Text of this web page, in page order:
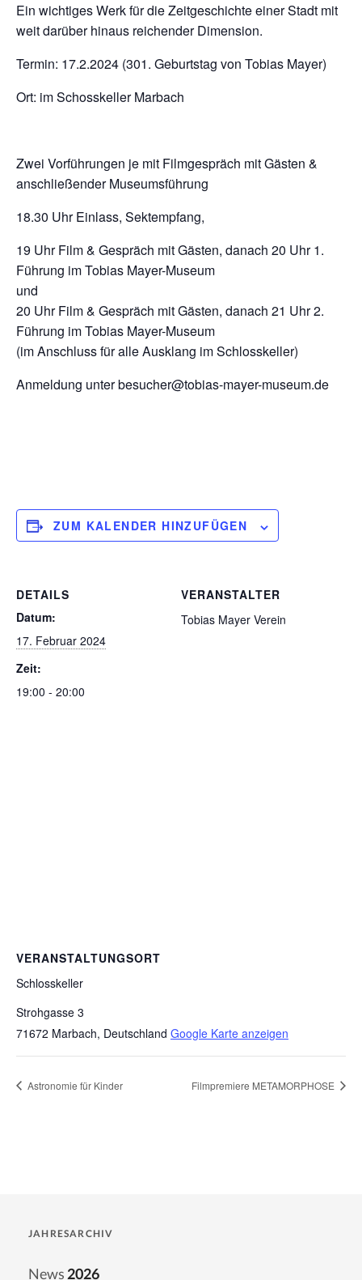
Ein wichtiges Werk für die Zeitgeschichte einer Stadt mit
weit darüber hinaus reichender Dimension.
Termin: 17.2.2024 (301. Geburtstag von Tobias Mayer)
Ort: im Schosskeller Marbach
Zwei Vorführungen je mit Filmgespräch mit Gästen &
anschließender Museumsführung
18.30 Uhr Einlass, Sektempfang,
19 Uhr Film & Gespräch mit Gästen, danach 20 Uhr 1.
Führung im Tobias Mayer-Museum
und
20 Uhr Film & Gespräch mit Gästen, danach 21 Uhr 2.
Führung im Tobias Mayer-Museum
(im Anschluss für alle Ausklang im Schlosskeller)
Anmeldung unter besucher@tobias-mayer-museum.de
ZUM KALENDER HINZUFÜGEN
DETAILS
Datum:
17. Februar 2024
Zeit:
19:00 - 20:00
VERANSTALTER
Tobias Mayer Verein
VERANSTALTUNGSORT
Schlosskeller
Strohgasse 3
71672 Marbach, Deutschland Google Karte anzeigen
Astronomie für Kinder Filmpremiere METAMORPHOSE
JAHRESARCHIV
News 2026